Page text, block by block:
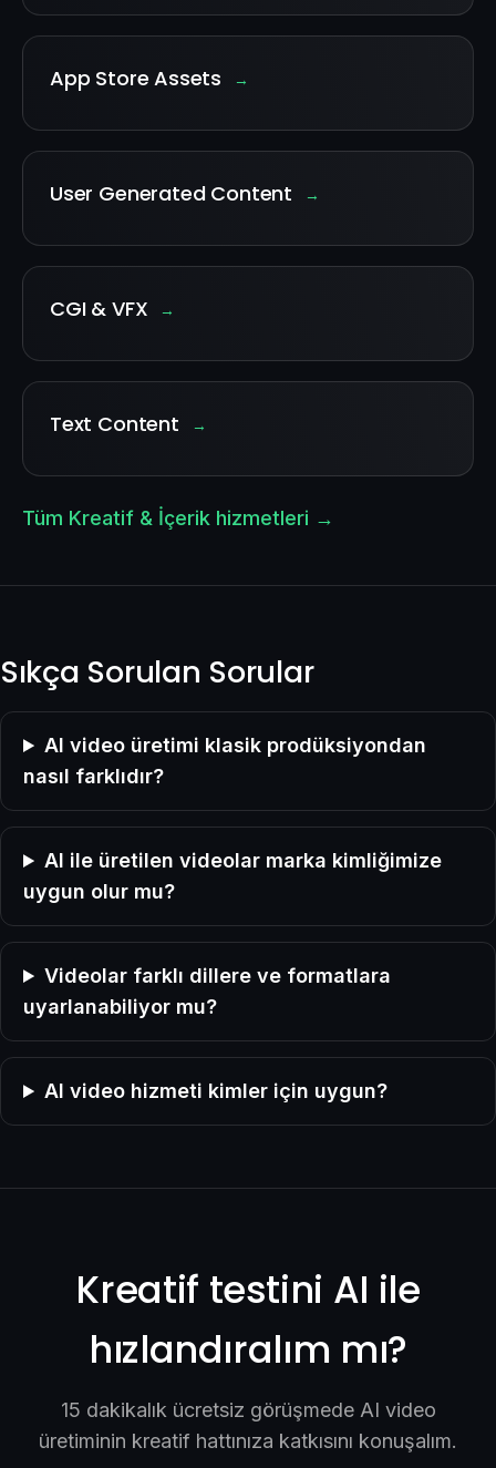
App Store Assets →
User Generated Content →
CGI & VFX →
Text Content →
Tüm Kreatif & İçerik hizmetleri →
Sıkça Sorulan Sorular
AI video üretimi klasik prodüksiyondan
nasıl farklıdır?
AI ile üretilen videolar marka kimliğimize
uygun olur mu?
Videolar farklı dillere ve formatlara
uyarlanabiliyor mu?
AI video hizmeti kimler için uygun?
Kreatif testini AI ile
hızlandıralım mı?
15 dakikalık ücretsiz görüşmede AI video
üretiminin kreatif hattınıza katkısını konuşalım.